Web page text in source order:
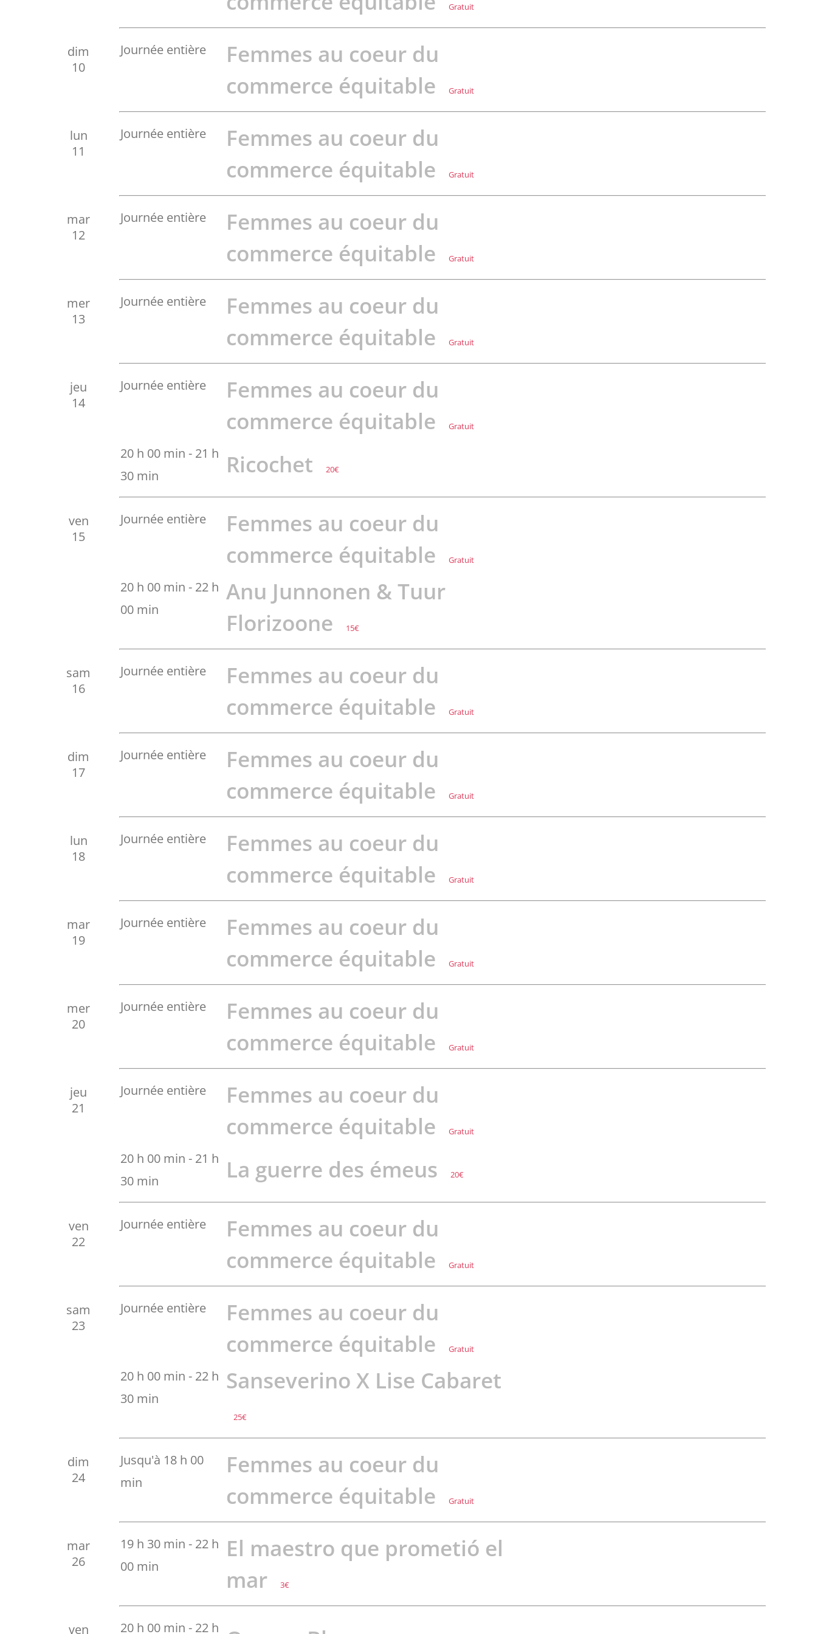
Gratuit
dim
10
Journée entière
Femmes au coeur du
commerce équitable
Gratuit
lun
11
Journée entière
Femmes au coeur du
commerce équitable
Gratuit
mar
12
Journée entière
Femmes au coeur du
commerce équitable
Gratuit
mer
13
Journée entière
Femmes au coeur du
commerce équitable
Gratuit
jeu
14
Journée entière
Femmes au coeur du
commerce équitable
Gratuit
20 h 00 min - 21 h
30 min
Ricochet 20€
ven
15
Journée entière
Femmes au coeur du
commerce équitable
Gratuit
20 h 00 min - 22 h
00 min
Anu Junnonen & Tuur
Florizoone
15€
sam
16
Journée entière
Femmes au coeur du
commerce équitable
Gratuit
dim
17
Journée entière
Femmes au coeur du
commerce équitable
Gratuit
lun
18
Journée entière
Femmes au coeur du
commerce équitable
Gratuit
mar
19
Journée entière
Femmes au coeur du
commerce équitable
Gratuit
mer
20
Journée entière
Femmes au coeur du
commerce équitable
Gratuit
jeu
21
Journée entière
Femmes au coeur du
commerce équitable
Gratuit
20 h 00 min - 21 h
30 min
La guerre des émeus 20€
ven
22
Journée entière
Femmes au coeur du
commerce équitable
Gratuit
sam
23
Journée entière
Femmes au coeur du
commerce équitable
Gratuit
20 h 00 min - 22 h
30 min
Sanseverino X Lise Cabaret
25€
dim
24
Jusqu'à 18 h 00
min
Femmes au coeur du
commerce équitable
Gratuit
mar
26
19 h 30 min - 22 h
00 min
El maestro que prometió el
mar
3€
ven 20 h 00 min - 22 h